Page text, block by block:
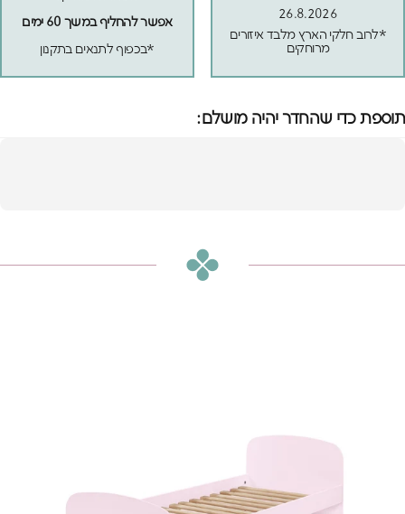
26.8.2026
*לרוב חלקי הארץ מלבד איזורים
מרוחקים
אפשר להחליף במשך 60 ימים
*בכפוף לתנאים בתקנון
תוספת כדי שהחדר יהיה מושלם: